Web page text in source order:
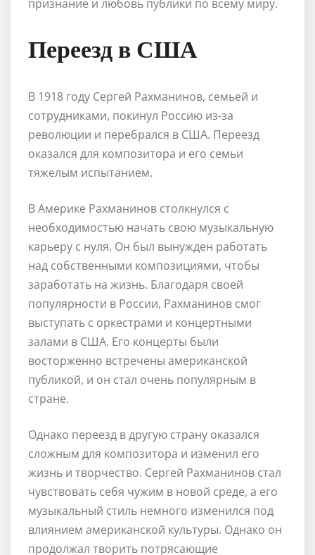
признание и любовь публики по всему миру.
Переезд в США
В 1918 году Сергей Рахманинов, семьей и
сотрудниками, покинул Россию из-за
революции и перебрался в США. Переезд
оказался для композитора и его семьи
тяжелым испытанием.
В Америке Рахманинов столкнулся с
необходимостью начать свою музыкальную
карьеру с нуля. Он был вынужден работать
над собственными композициями, чтобы
заработать на жизнь. Благодаря своей
популярности в России, Рахманинов смог
выступать с оркестрами и концертными
залами в США. Его концерты были
восторженно встречены американской
публикой, и он стал очень популярным в
стране.
Однако переезд в другую страну оказался
сложным для композитора и изменил его
жизнь и творчество. Сергей Рахманинов стал
чувствовать себя чужим в новой среде, а его
музыкальный стиль немного изменился под
влиянием американской культуры. Однако он
продолжал творить потрясающие